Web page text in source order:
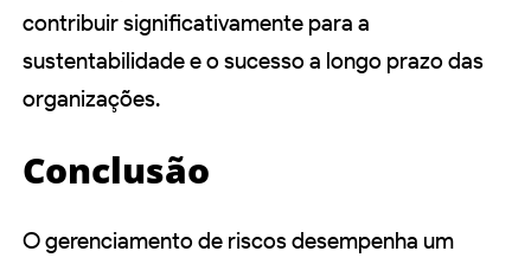
contribuir significativamente para a
sustentabilidade e o sucesso a longo prazo das
organizações.
Conclusão
O gerenciamento de riscos desempenha um